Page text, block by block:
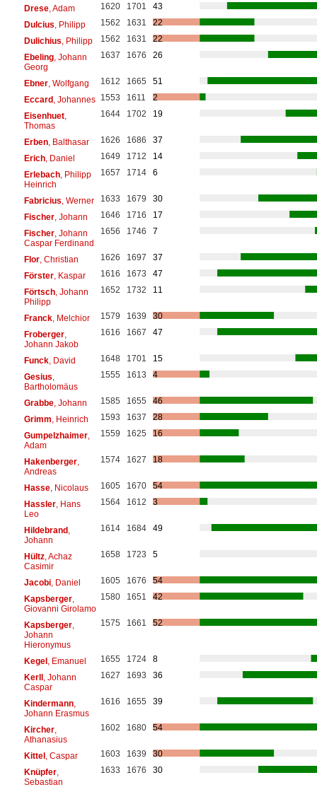
Drese, Adam 1620 1701
43
Dulcius , Philipp 1562 1631
22
Dulichius , Philipp 1562 1631
22
Ebeling, Johann
Georg
1637 1676 26
Ebner, Wolfgang 1612 1665
51
Eccard, Johannes 1553 1611
2
Eisenhuet,
Thomas
1644 1702 19
Erben, Balthasar 1626 1686
37
Erich, Daniel 1649 1712
14
Erlebach, Philipp
Heinrich
1657 1714 6
Fabricius , Werner 1633 1679
30
Fischer, Johann 1646 1716
17
Fischer, Johann
Caspar Ferdinand
1656 1746 7
Flor, Christian 1626 1697
37
Förster, Kaspar 1616 1673
47
Förtsch, Johann
Philipp
1652 1732 11
Franck, Melchior 1579 1639
30
Froberger,
Johann Jakob
1616 1667 47
Funck, David 1648 1701
15
Gesius
Bartholomäus
1555 1613 4
Grabbe, Johann 1585 1655
46
Grimm , Heinrich 1593 1637
28
Gumpelzhaimer,
Adam
1559 1625 16
Hakenberger,
Andreas
1574 1627 18
Hasse, Nicolaus 1605 1670
54
Hassler, Hans
Leo
1564 1612 3
Hildebrand,
Johann
1614 1684 49
Hültz, Achaz
Casimir
1658 1723 5
Jacobi, Daniel 1605 1676
54
Kapsberger,
Giovanni Girolamo
1580 1651 42
Kapsberger,
Johann
Hieronymus
1575 1661 52
Kegel, Emanuel 1655 1724
8
Kerll, Johann
Caspar
1627 1693 36
Kindermann,
Johann Erasmus
1616 1655 39
Kircher,
Athanasius
1602 1680 54
Kittel, Caspar 1603 1639
30
Knüpfer,
Sebastian
1633 1676 30